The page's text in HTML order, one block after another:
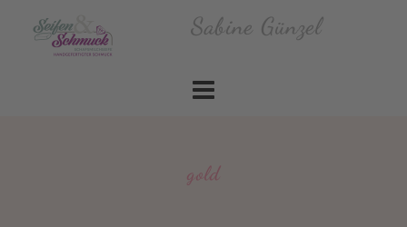
Sabine Günzel
gold